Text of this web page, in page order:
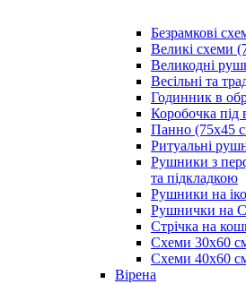
Безрамкові
Великі схеми
Великодні
Весільні та
Годинник в
Коробочка
Панно (75х45
Ритуальні
Рушники з
та підкладкою
Рушники на
Рушнички на
Стрічка на
Схеми 30х60
Схеми 40х60
Вірена